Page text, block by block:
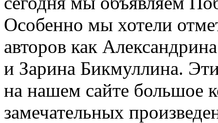
Особенно мы хотели
авторов как
и Зарина Бикмуллина.
на нашем сайте большое
замечательных